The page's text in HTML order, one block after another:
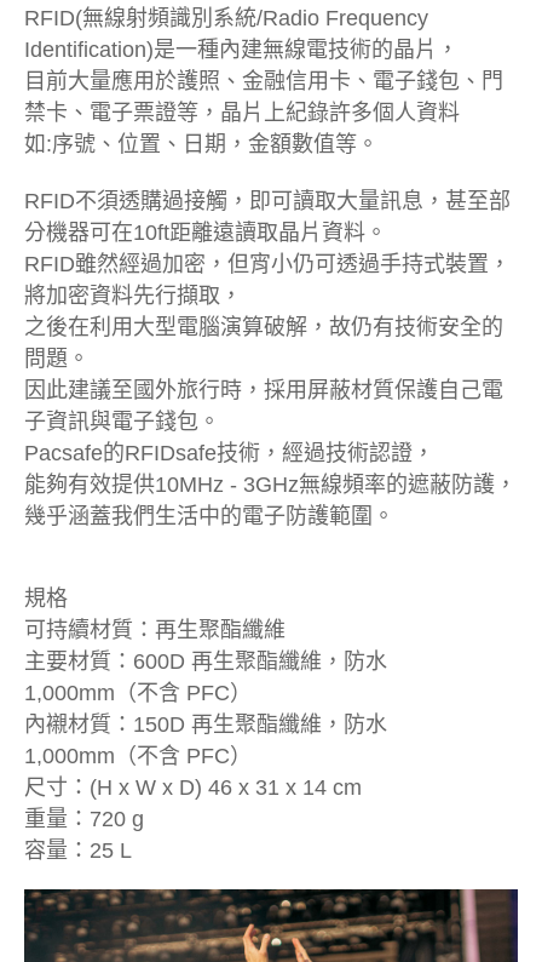
RFID(無線射頻識別系統/Radio Frequency
Identification)是一種內建無線電技術的晶片，
目前大量應用於護照、金融信用卡、電子錢包、門
禁卡、電子票證等，晶片上紀錄許多個人資料
如:序號、位置、日期，金額數值等。
RFID不須透購過接觸，即可讀取大量訊息，甚至部
分機器可在10ft距離遠讀取晶片資料。
RFID雖然經過加密，但宵小仍可透過手持式裝置，
將加密資料先行擷取，
之後在利用大型電腦演算破解，故仍有技術安全的
問題。
因此建議至國外旅行時，採用屏蔽材質保護自己電
子資訊與電子錢包。
Pacsafe的RFIDsafe技術，經過技術認證，
能夠有效提供10MHz - 3GHz無線頻率的遮蔽防護，
幾乎涵蓋我們生活中的電子防護範圍。
規格
可持續材質：再生聚酯纖維
主要材質：600D 再生聚酯纖維，防水
1,000mm（不含 PFC）
內襯材質：150D 再生聚酯纖維，防水
1,000mm（不含 PFC）
尺寸：(H x W x D) 46 x 31 x 14 cm
重量：720 g
容量：25 L